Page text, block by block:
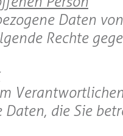
Daten
Rechte
Daten, die Sie